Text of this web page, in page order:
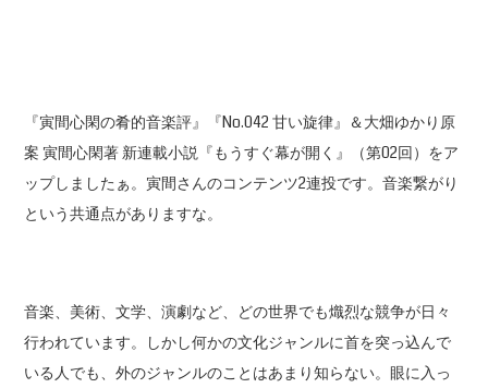
『寅間心閑の肴的音楽評』『No.042 甘い旋律』＆大畑ゆかり原
案 寅間心閑著 新連載小説『もうすぐ幕が開く』（第02回）をア
ップしましたぁ。寅間さんのコンテンツ2連投です。音楽繋がり
という共通点がありますな。
音楽、美術、文学、演劇など、どの世界でも熾烈な競争が日々
行われています。しかし何かの文化ジャンルに首を突っ込んで
いる人でも、外のジャンルのことはあまり知らない。眼に入っ